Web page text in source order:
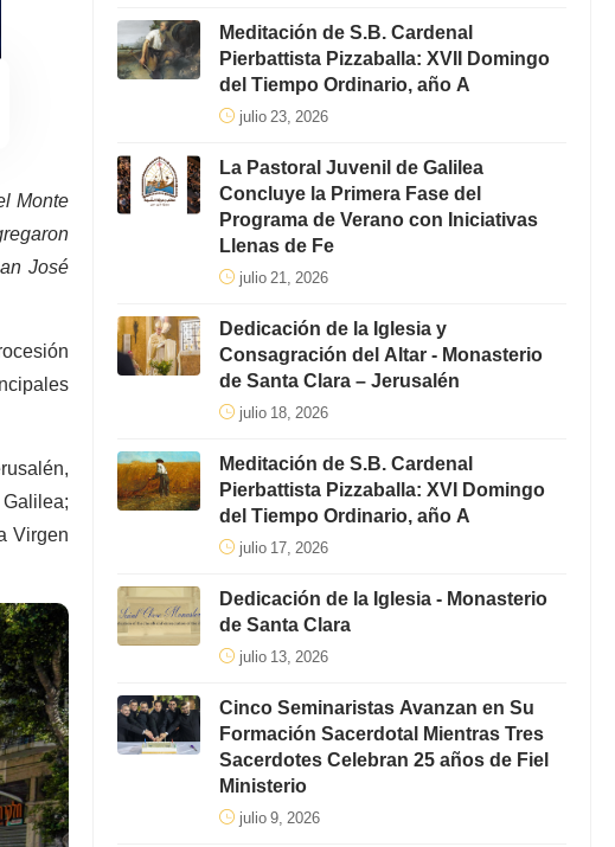
Monte
José
Virgen
Meditación de S.B. Cardenal
Pierbattista Pizzaballa: XVII Domingo
del Tiempo Ordinario, año A
julio 23, 2026
La Pastoral Juvenil de Galilea
Concluye la Primera Fase del
Programa de Verano con Iniciativas
Llenas de Fe
julio 21, 2026
Dedicación de la Iglesia y
Consagración del Altar - Monasterio
de Santa Clara – Jerusalén
julio 18, 2026
Meditación de S.B. Cardenal
Pierbattista Pizzaballa: XVI Domingo
del Tiempo Ordinario, año A
julio 17, 2026
Dedicación de la Iglesia - Monasterio
de Santa Clara
julio 13, 2026
Cinco Seminaristas Avanzan en Su
Formación Sacerdotal Mientras Tres
Sacerdotes Celebran 25 años de Fiel
Ministerio
julio 9, 2026